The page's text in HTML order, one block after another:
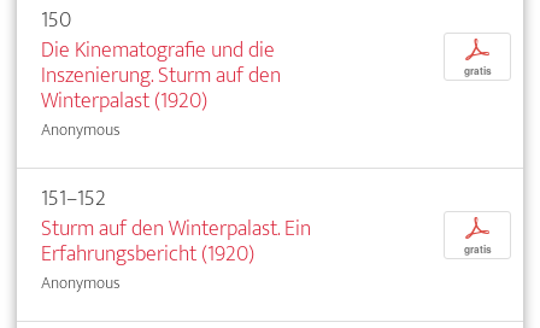
150
Die Kinematografie und die
Inszenierung. Sturm auf den
Winterpalast (1920)
Anonymous
p
gratis
151–152
Sturm auf den Winterpalast. Ein
Erfahrungsbericht (1920)
Anonymous
p
gratis